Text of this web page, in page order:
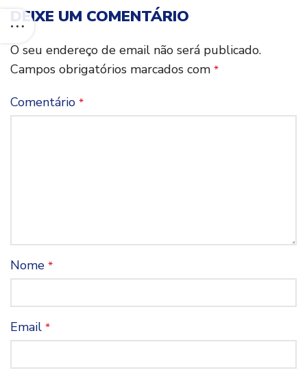
DEIXE UM COMENTÁRIO
O seu endereço de email não será publicado.
Campos obrigatórios marcados com *
Comentário *
Nome *
Email *